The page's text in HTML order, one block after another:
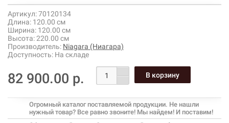
Артикул:70120134
Длина: 120.00 см
Ширина: 120.00 см
Высота:220.00 см
Производитель: Niagara (Ниагара)
Доступность: На складе
82 900.00 р.
Огромный каталог поставляемой продукции. Не нашли
нужный товар? Все равно звоните! Мы найдем! И поставим!